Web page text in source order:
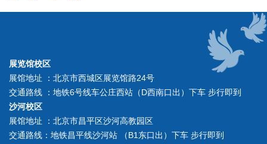
展览馆校区
展馆地址 ：北京市西城区展览馆路24号
交通路线 ：地铁6号线车公庄西站（D西南口出）下车 步行即到
沙河校区
展馆地址 ：北京市昌平区沙河高教园区
交通路线：地铁昌平线沙河站 （B1东口出）下车 步行即到